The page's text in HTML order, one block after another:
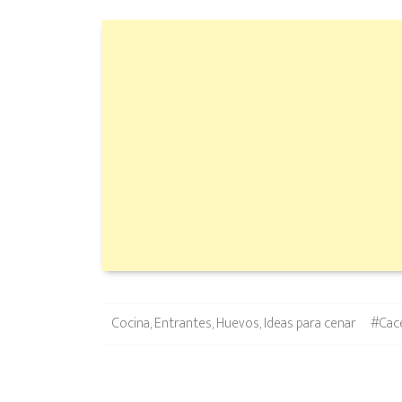
Categories
Cocina,Entrantes,Huevos,Ideas para cenar Tags